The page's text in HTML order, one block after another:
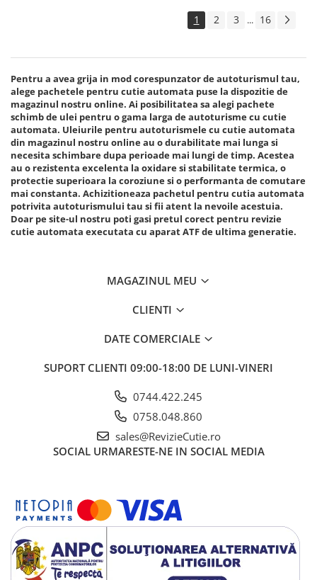
1 2 3 ... 16
Pentru a avea grija in mod corespunzator de autoturismul tau,
alege pachetele pentru cutie automata puse la dispozitie de
magazinul nostru online. Ai posibilitatea sa alegi pachete
schimb de ulei pentru o gama larga de autoturisme cu cutie
automata. Uleiurile pentru autoturismele cu cutie automata
din magazinul nostru online au o durabilitate mai lunga si
necesita schimbare dupa perioade mai lungi de timp. Acestea
au o rezistenta excelenta la oxidare si stabilitate termica, o
protectie superioara la coroziune si o performanta de comutare
mai constanta. Achizitioneaza pachetul pentru cutia automata
potrivita autoturismului tau si fii atent la nevoile acestuia.
Doar pe site-ul nostru poti gasi pretul corect pentru revizie
cutie automata executata cu aparat ATF de ultima generatie.
MAGAZINUL MEU
CLIENTI
DATE COMERCIALE
SUPORT CLIENTI 09:00-18:00 DE LUNI-VINERI
0744.422.245
0758.048.860
sales@RevizieCutie.ro
SOCIAL URMARESTE-NE IN SOCIAL MEDIA